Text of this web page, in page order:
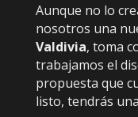
Aunque no lo
nosotros una
Valdivia, toma
trabajamos el
propuesta que
listo, tendrás